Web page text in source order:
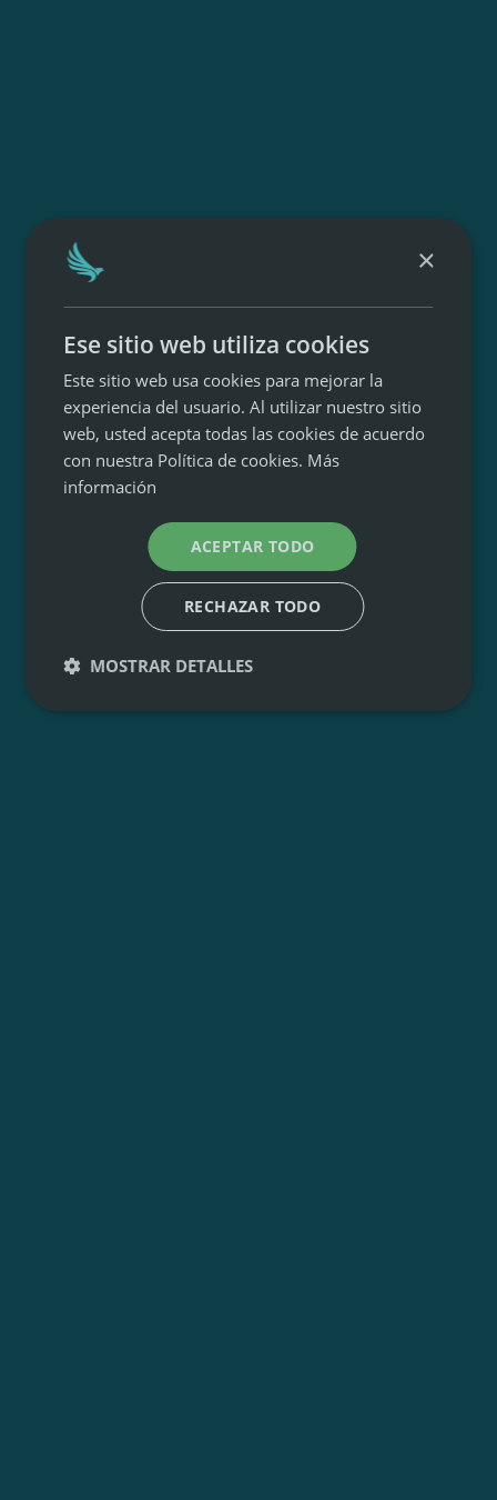
×
Ese sitio web utiliza cookies
Este sitio web usa cookies para mejorar la
experiencia del usuario. Al utilizar nuestro sitio
web, usted acepta todas las cookies de acuerdo
con nuestra Política de cookies. Más
información
ACEPTAR TODO
RECHAZAR TODO
MOSTRAR DETALLES